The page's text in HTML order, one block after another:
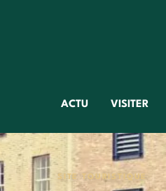
ACTU VISITER
SITE TOURISTIQUE